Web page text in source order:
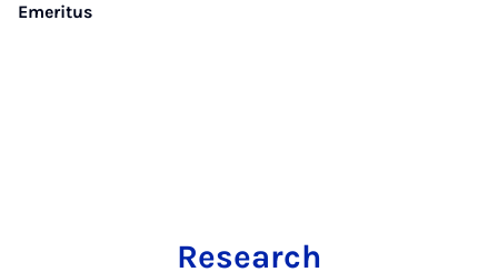
Emeritus
Research